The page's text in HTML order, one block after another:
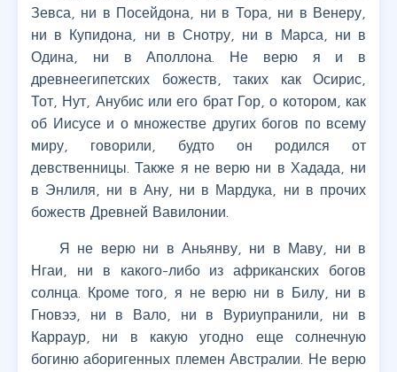
Зевса, ни в Посейдона, ни в Тора, ни в Венеру,
ни в Купидона, ни в Снотру, ни в Марса, ни в
Одина, ни в Аполлона. Не верю я и в
древнеегипетских божеств, таких как Осирис,
Тот, Нут, Анубис или его брат Гор, о котором, как
об Иисусе и о множестве других богов по всему
миру, говорили, будто он родился от
девственницы. Также я не верю ни в Хадада, ни
в Энлиля, ни в Ану, ни в Мардука, ни в прочих
божеств Древней Вавилонии.
Я не верю ни в Аньянву, ни в Маву, ни в
Нгаи, ни в какого-либо из африканских богов
солнца. Кроме того, я не верю ни в Билу, ни в
Гновээ, ни в Вало, ни в Вуриупранили, ни в
Карраур, ни в какую угодно еще солнечную
богиню аборигенных племен Австралии. Не верю